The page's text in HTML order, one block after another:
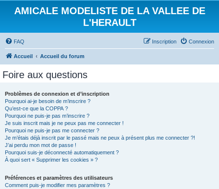
AMICALE MODELISTE DE LA VALLEE DE
L'HERAULT
FAQ Connexion
Inscription
Accueil Accueil du forum
Foire aux questions
Problèmes de connexion et d’inscription
Pourquoi ai-je besoin de m’inscrire ?
Qu’est-ce que la COPPA ?
Pourquoi ne puis-je pas m’inscrire ?
Je suis inscrit mais je ne peux pas me connecter !
Pourquoi ne puis-je pas me connecter ?
Je m’étais déjà inscrit par le passé mais ne peux à présent plus me connecter ?!
J’ai perdu mon mot de passe !
Pourquoi suis-je déconnecté automatiquement ?
À quoi sert « Supprimer les cookies » ?
Préférences et paramètres des utilisateurs
Comment puis-je modifier mes paramètres ?